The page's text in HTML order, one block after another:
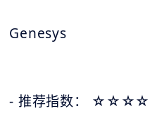
Genesys
- 推荐指数： ☆☆☆☆